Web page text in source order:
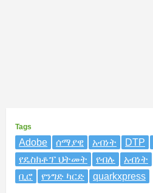
Tags
Adobe ሰማያዊ አብነት DTP
የዴስክቶፕ ህትመት
የብሉ አብነት
ቢሮ
የንግድ ካርድ quarkxpress